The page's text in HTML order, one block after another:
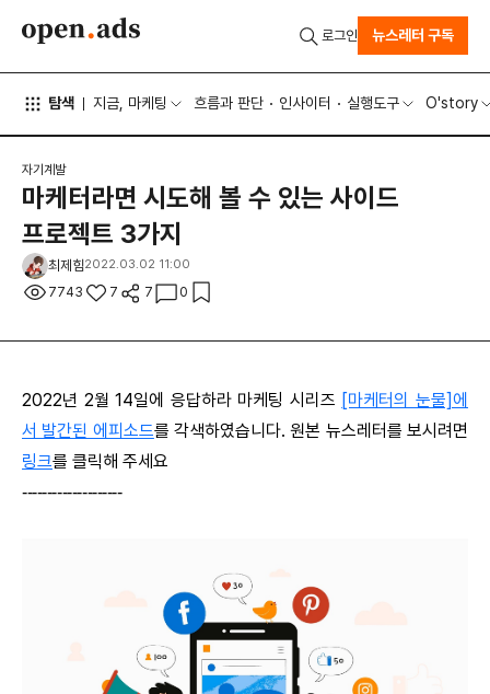
탐색 지금, 마케팅 흐름과 판단 인사이터 실행도구 O'story
로그인 뉴스레터 구독
자기계발
마케터라면 시도해 볼 수 있는 사이드
프로젝트 3가지
최제힘2022.03.02 11:00
7743 7 7 0
2022년 2월 14일에 응답하라 마케팅 시리즈 [마케터의 눈물]에
서 발간된 에피소드를 각색하였습니다. 원본 뉴스레터를 보시려면
링크를 클릭해 주세요
--------------------